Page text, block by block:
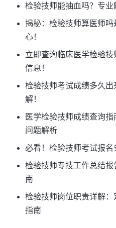
检验技师能抽血吗？专业
揭秘：检验技师算医师
心！
立即查询临床医学检验
信息！
检验技师考试成绩多久
解！
医学检验技师成绩查询
问题解析
必看！检验技师考试报
检验技师专技工作总结
南
检验技师岗位职责详解
指南